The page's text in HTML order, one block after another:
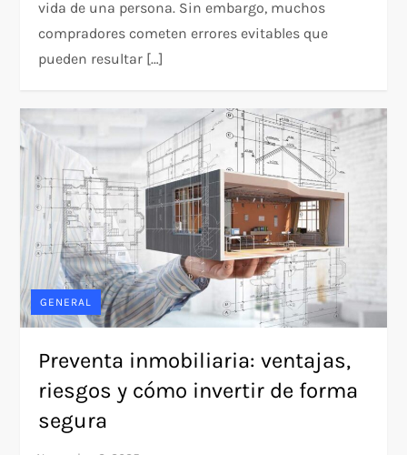
vida de una persona. Sin embargo, muchos
compradores cometen errores evitables que
pueden resultar […]
GENERAL
Preventa inmobiliaria: ventajas,
riesgos y cómo invertir de forma
segura